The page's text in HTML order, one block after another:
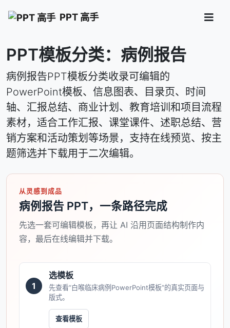
PPT 高手
PPT模板分类：病例报告
病例报告PPT模板分类收录可编辑的
PowerPoint模板、信息图表、目录页、时间
轴、汇报总结、商业计划、教育培训和项目流程
素材，适合工作汇报、课堂课件、述职总结、营
销方案和活动策划等场景，支持在线预览、按主
题筛选并下载用于二次编辑。
从灵感到成品
病例报告 PPT，一条路径完成
先选一套可编辑模板，再让 AI 沿用页面结构制作内
容，最后在线编辑并下载。
1
选模板
先查看“白喉临床病例PowerPoint模板”的真实页面与
版式。
查看模板